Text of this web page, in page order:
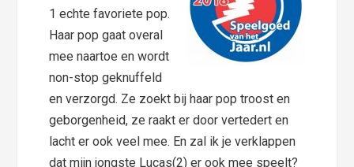
1 echte favoriete pop.
Haar pop gaat overal
mee naartoe en wordt
non-stop geknuffeld
en verzorgd. Ze zoekt bij haar pop troost en
geborgenheid, ze raakt er door vertedert en
lacht er ook veel mee. En zal ik je verklappen
dat mijn jongste Lucas(2) er ook mee speelt?